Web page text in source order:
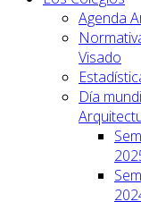
Agenda
Visado
Día